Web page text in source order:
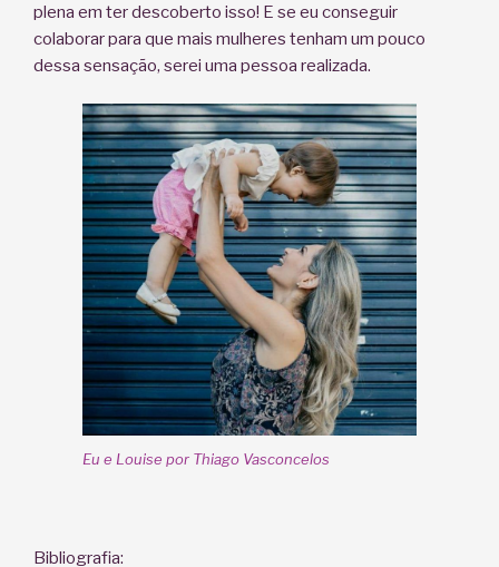
plena em ter descoberto isso! E se eu conseguir
colaborar para que mais mulheres tenham um pouco
dessa sensação, serei uma pessoa realizada.
Eu e Louise por Thiago Vasconcelos
Bibliografia: